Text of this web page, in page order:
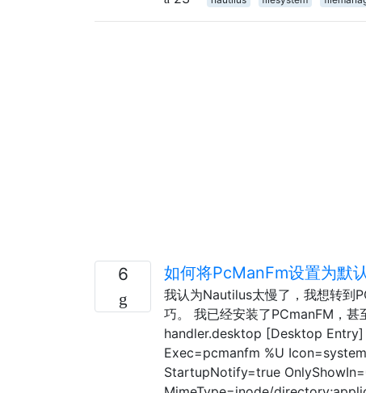
6 如何将PcManFm设置为默
我认为Nautilus太慢了，我想转到
巧。 我已经安装了PCmanFM，
handler.desktop [Desktop
Exec=pcmanfm %U
StartupNotify=true